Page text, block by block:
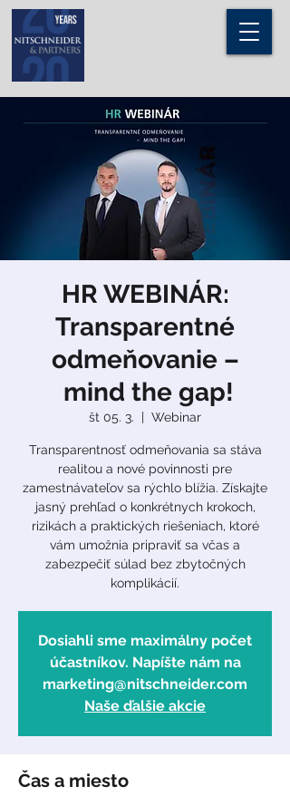
HR WEBINÁR:
Transparentné
odmeňovanie –
mind the gap!
št 05. 3.
  |
Webinar
Transparentnosť odmeňovania sa stáva
realitou a nové povinnosti pre
zamestnávateľov sa rýchlo blížia. Získajte
jasný prehľad o konkrétnych krokoch,
rizikách a praktických riešeniach, ktoré
vám umožnia pripraviť sa včas a
zabezpečiť súlad bez zbytočných
komplikácií.
Dosiahli sme maximálny počet
účastníkov. Napíšte nám na
marketing@nitschneider.com
Naše ďalšie akcie
Čas a miesto